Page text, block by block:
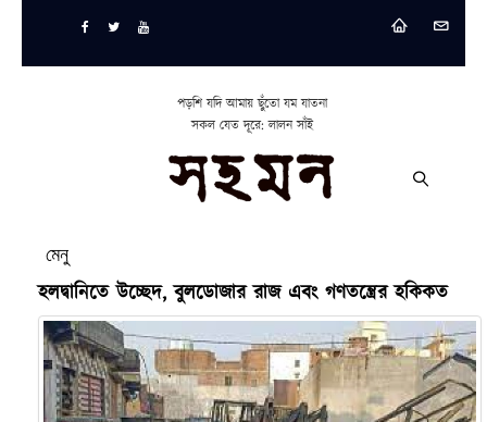
পড়শি যদি আমায় ছুঁতো যম যাতনা
সকল যেত দূরে: লালন সাঁই
মেনু
হলদ্বানিতে উচ্ছেদ, বুলডোজার রাজ এবং গণতন্ত্রের হকিকত